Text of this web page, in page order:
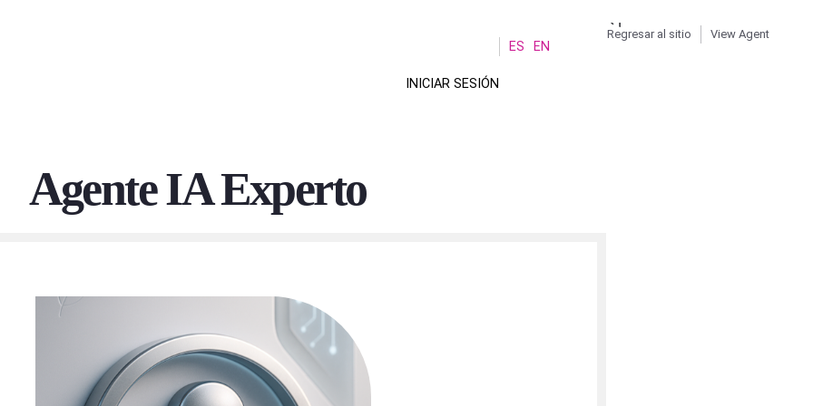
usuario
INICIAR SESIÓN
ES EN
Regresar al sitio View Agent
Agente IA Experto